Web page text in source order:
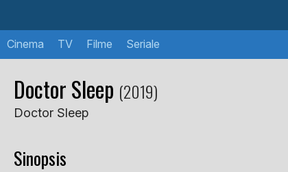
Cinema TV Filme Seriale
Doctor Sleep (2019)
Doctor Sleep
Sinopsis